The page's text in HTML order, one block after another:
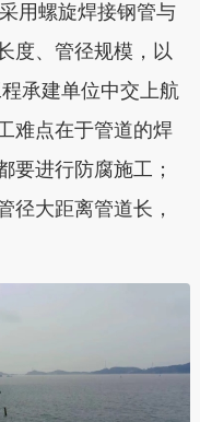
用螺旋焊接钢管与
度、管径规模，以
承建单位中交上航
难点在于管道的焊
要进行防腐施工；
径大距离管道长，